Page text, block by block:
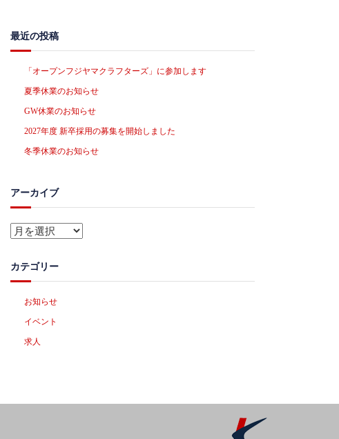
最近の投稿
「オープンフジヤマクラフターズ」に参加します
夏季休業のお知らせ
GW休業のお知らせ
2027年度 新卒採用の募集を開始しました
冬季休業のお知らせ
アーカイブ
ア
カ
イ
カテゴリー
お知らせ
イベント
求人